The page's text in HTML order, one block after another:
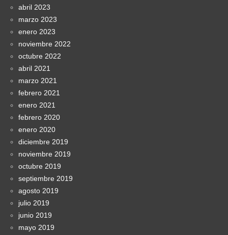
abril 2023
marzo 2023
enero 2023
noviembre 2022
octubre 2022
abril 2021
marzo 2021
febrero 2021
enero 2021
febrero 2020
enero 2020
diciembre 2019
noviembre 2019
octubre 2019
septiembre 2019
agosto 2019
julio 2019
junio 2019
mayo 2019